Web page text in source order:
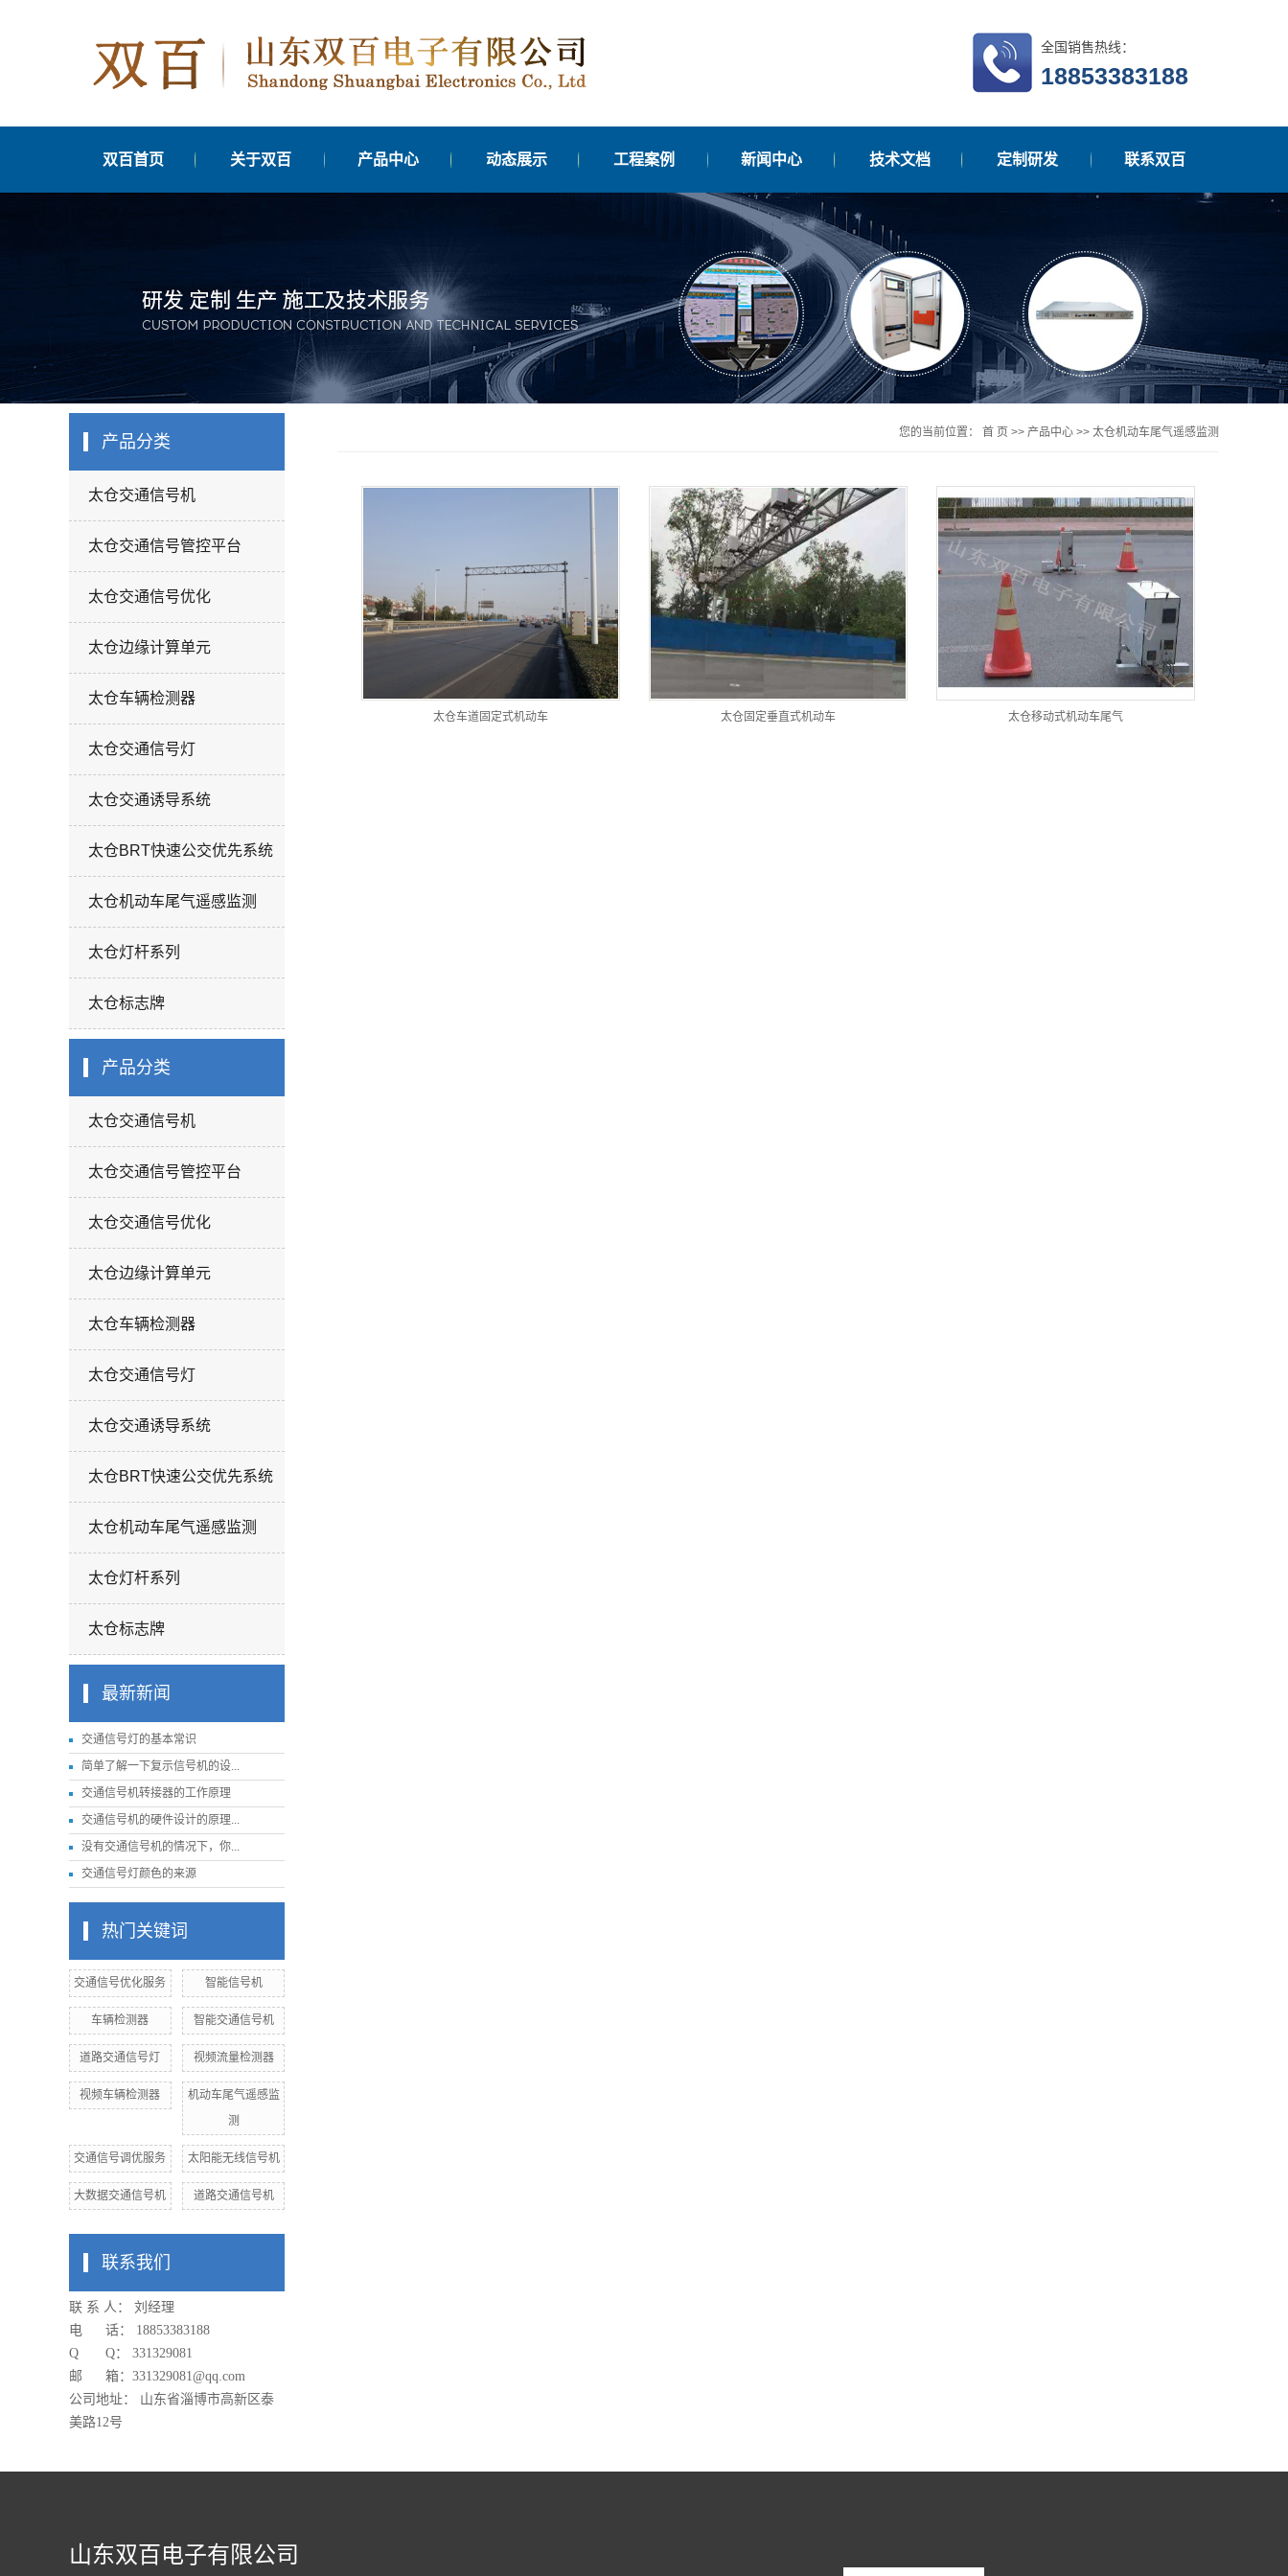
全国销售热线：
18853383188
双百首页 关于双百
联系我们
营业执照公示
产品中心
太仓交通信号优化
太仓边缘计算单元
太仓交通信号灯
动态展示 工程案例 新闻中心 技术文档 定制研发 联系双百
产品分类
太仓交通信号机
太仓交通信号管控平台
太仓交通信号优化
太仓边缘计算单元
太仓车辆检测器
太仓交通信号灯
太仓交通诱导系统
太仓BRT快速公交优先系统
太仓机动车尾气遥感监测
太仓灯杆系列
太仓标志牌
产品分类
太仓交通信号机
太仓交通信号管控平台
太仓交通信号优化
太仓边缘计算单元
太仓车辆检测器
太仓交通信号灯
太仓交通诱导系统
太仓BRT快速公交优先系统
太仓机动车尾气遥感监测
太仓灯杆系列
太仓标志牌
最新新闻
交通信号灯的基本常识
简单了解一下复示信号机的设...
交通信号机转接器的工作原理
交通信号机的硬件设计的原理...
没有交通信号机的情况下，你...
交通信号灯颜色的来源
热门关键词
交通信号优化服务 智能信号机
车辆检测器 智能交通信号机
道路交通信号灯 视频流量检测器
视频车辆检测器
机动车尾气遥感监
测
交通信号调优服务 太阳能无线信号机
大数据交通信号机 道路交通信号机
联系我们
联 系 人： 刘经理
电 话： 18853383188
Q Q： 331329081
邮 箱： 331329081@qq.com
公司地址： 山东省淄博市高新区泰
美路12号
您的当前位置： 首 页 >> 产品中心 >> 太仓机动车尾气遥感监测
太仓车道固定式机动车 太仓固定垂直式机动车 太仓移动式机动车尾气
山东双百电子有限公司